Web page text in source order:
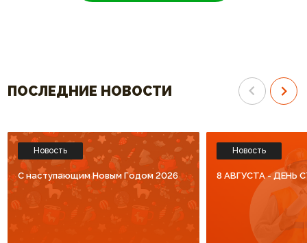
ПОСЛЕДНИЕ НОВОСТИ
Новость
C наступающим Новым Годом 2026
Новость
8 АВГУСТА - ДЕНЬ